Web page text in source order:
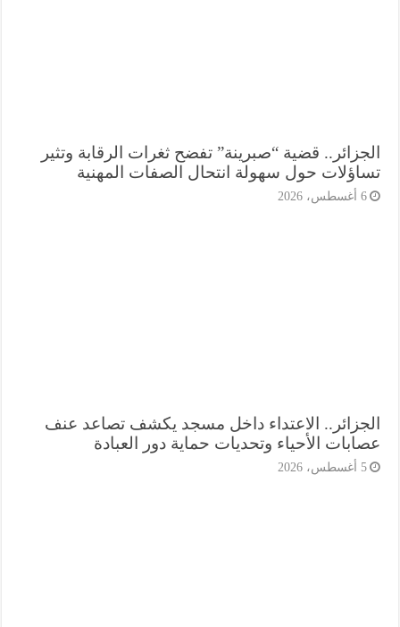
قضية “صبرينة” تفضح ثغرات الرقابة وتثير
حول سهولة انتحال الصفات المهنية
الاعتداء داخل مسجد يكشف تصاعد عنف
الأحياء وتحديات حماية دور العبادة